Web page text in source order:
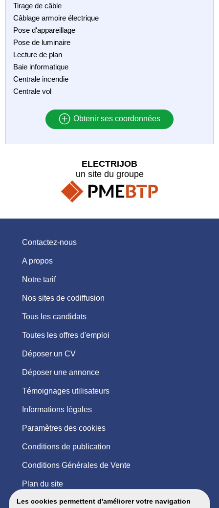
Tirage de câble
Câblage armoire électrique
Pose d'appareillage
Pose de luminaire
Lecture de plan
Baie informatique
Centrale incendie
Centrale vol
Obtenir ses coordonnées
Les cookies permettent d'améliorer votre navigation
ELECTRIJOB
un site du groupe
Contactez-nous
A propos
Notre tarif
Nos sites de codiffusion
Tous les candidats
Toutes les offres d'emploi
Déposer un CV
Déposer une annonce
Témoignages utilisateurs
Informations légales
Paramètres des cookies
Conditions de publication
Conditions Générales de Vente
Plan du site